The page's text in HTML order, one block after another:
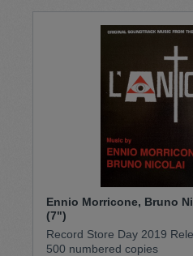
Ennio Morricone, Bruno
(7")
Record Store Day 2019
500 numbered copies